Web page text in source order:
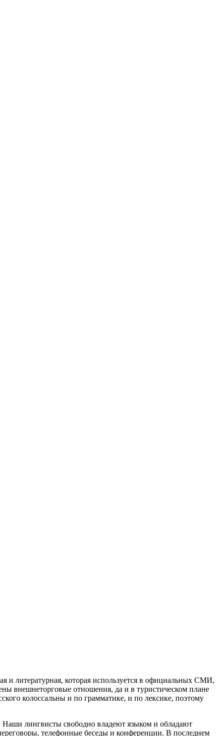
литературная, которая используется в официальных СМИ,
внешнеторговые отношения, да и в туристическом плане
колоссальны и по грамматике, и по лексике, поэтому
лингвисты свободно владеют языком и обладают
телефонные беседы и конференции. В последнем